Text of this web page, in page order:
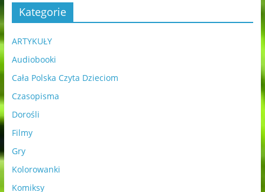
Kategorie
ARTYKUŁY
Audiobooki
Cała Polska Czyta Dzieciom
Czasopisma
Dorośli
Filmy
Gry
Kolorowanki
Komiksy